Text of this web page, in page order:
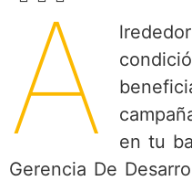
A
en tu
Gerencia De